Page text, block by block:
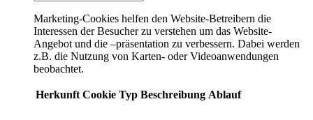
Marketing-Cookies helfen den Website-Betreibern die
Interessen der Besucher zu verstehen um das Website-
Angebot und die –präsentation zu verbessern. Dabei werden
z.B. die Nutzung von Karten- oder Videoanwendungen
beobachtet.
Herkunft Cookie Typ Beschreibung Ablauf